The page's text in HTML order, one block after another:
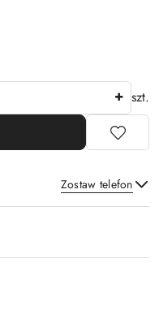
szt.
Zostaw telefon